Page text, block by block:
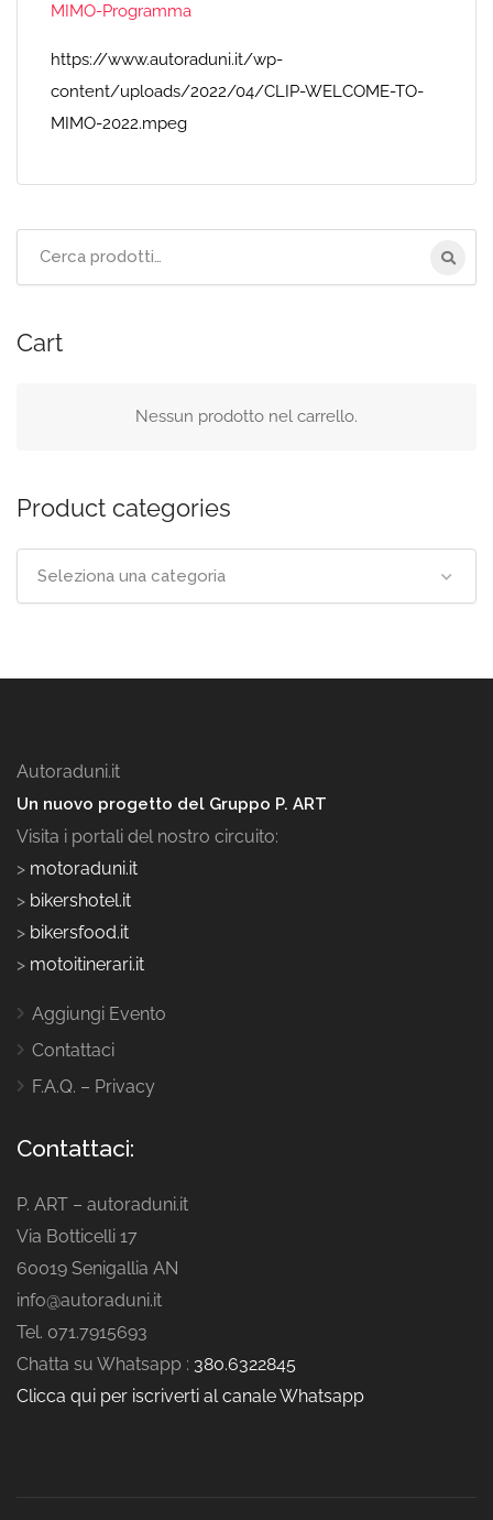
MIMO-Programma
https://www.autoraduni.it/wp-
content/uploads/2022/04/CLIP-WELCOME-TO-
MIMO-2022.mpeg
Cart
Nessun prodotto nel carrello.
Product categories
Seleziona una categoria
Autoraduni.it
Un nuovo progetto del Gruppo P. ART
Visita i portali del nostro circuito:
> motoraduni.it
> bikershotel.it
> bikersfood.it
> motoitinerari.it
Aggiungi Evento
Contattaci
F.A.Q. – Privacy
Contattaci:
P. ART – autoraduni.it
Via Botticelli 17
60019 Senigallia AN
info@autoraduni.it
Tel. 071.7915693
Chatta su Whatsapp : 380.6322845
Clicca qui per iscriverti al canale Whatsapp